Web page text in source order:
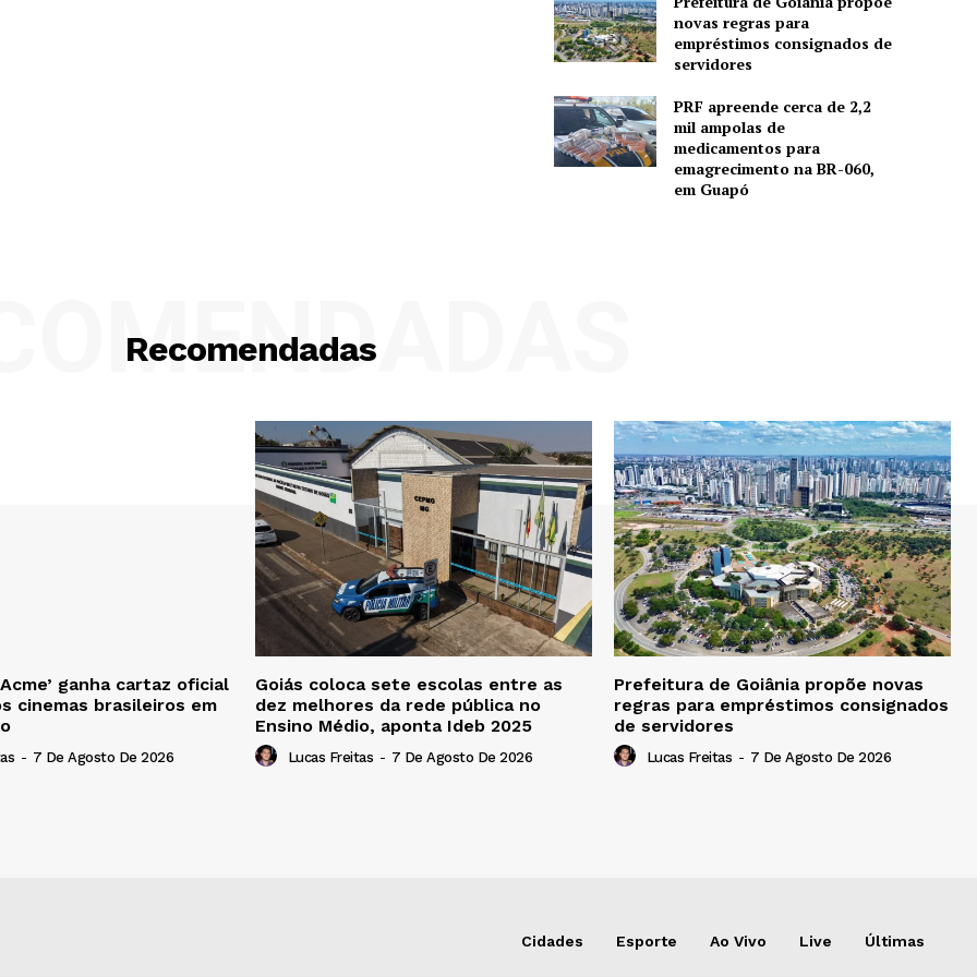
novas regras para
empréstimos consignados de
servidores
PRF apreende cerca de 2,2
mil ampolas de
medicamentos para
emagrecimento na BR-060,
em Guapó
Recomendadas
ganha cartaz oficial
cinemas brasileiros em
- 7 De Agosto De 2026
Goiás coloca sete escolas entre as
dez melhores da rede pública no
Ensino Médio, aponta Ideb 2025
Lucas Freitas - 7 De Agosto De 2026
Prefeitura de Goiânia propõe novas
regras para empréstimos consignados
de servidores
Lucas Freitas - 7 De Agosto De 2026
Cidades Esporte Ao Vivo Live Últimas